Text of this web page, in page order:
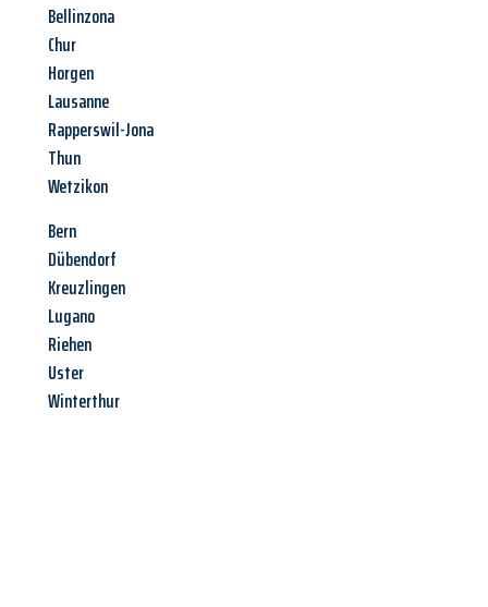
Bellinzona
Chur
Horgen
Lausanne
Rapperswil-Jona
Thun
Wetzikon
Bern
Dübendorf
Kreuzlingen
Lugano
Riehen
Uster
Winterthur